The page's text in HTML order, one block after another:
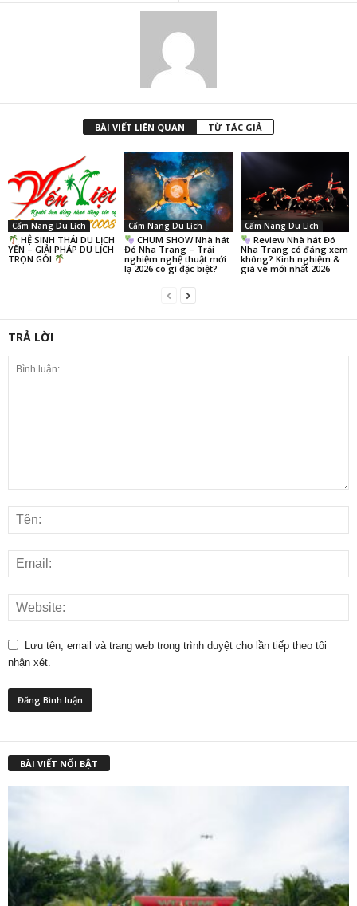
BÀI VIẾT LIÊN QUAN TỪ TÁC GIẢ
Cẩm Nang Du Lịch
HỆ SINH THÁI DU LỊCH
YẾN – GIẢI PHÁP DU LỊCH
TRỌN GÓI
Cẩm Nang Du Lịch
CHUM SHOW Nhà hát
Đó Nha Trang – Trải
nghiệm nghệ thuật mới
lạ 2026 có gì đặc biệt?
Cẩm Nang Du Lịch
Review Nhà hát Đó
Nha Trang có đáng xem
không? Kinh nghiệm &
giá vé mới nhất 2026
TRẢ LỜI
Lưu tên, email và trang web trong trình duyệt cho lần tiếp theo tôi
nhận xét.
BÀI VIẾT NỔI BẬT